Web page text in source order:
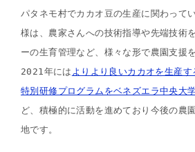
パタネモ村でカカオ豆の生産に関わって
様は、農家さんへの技術指導や先端技術
ーの生育管理など、様々な形で農園支援
2021年には よりより良いカカオを生産
特別研修プログラムをベネズエラ中央大
ど、積極的に活動を進めており今後の農
地です。